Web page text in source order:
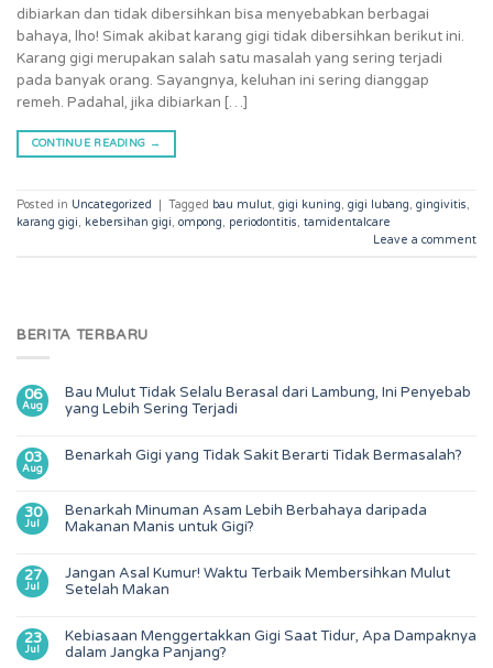
dibiarkan dan tidak dibersihkan bisa menyebabkan berbagai
bahaya, lho! Simak akibat karang gigi tidak dibersihkan berikut ini.
Karang gigi merupakan salah satu masalah yang sering terjadi
pada banyak orang. Sayangnya, keluhan ini sering dianggap
remeh. Padahal, jika dibiarkan […]
CONTINUE READING →
Posted in Uncategorized | Tagged bau mulut, gigi kuning, gigi lubang, gingivitis,
karang gigi, kebersihan gigi, ompong, periodontitis, tamidentalcare
Leave a comment
BERITA TERBARU
06
Aug
Bau Mulut Tidak Selalu Berasal dari Lambung, Ini Penyebab
yang Lebih Sering Terjadi
03
Aug
Benarkah Gigi yang Tidak Sakit Berarti Tidak Bermasalah?
30
Jul
Benarkah Minuman Asam Lebih Berbahaya daripada
Makanan Manis untuk Gigi?
27
Jul
Jangan Asal Kumur! Waktu Terbaik Membersihkan Mulut
Setelah Makan
23
Jul
Kebiasaan Menggertakkan Gigi Saat Tidur, Apa Dampaknya
dalam Jangka Panjang?